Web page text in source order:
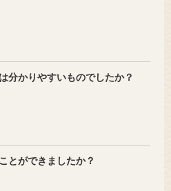
分かりやすいものでしたか？
とができましたか？